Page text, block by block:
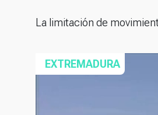
La limitación de
EXTREMADURA